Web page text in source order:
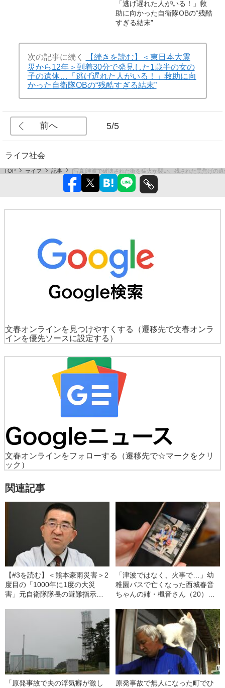
「逃げ遅れた人がいる！」救
助に向かった自衛隊OBの“残酷
すぎる結末”
次の記事に続く
【続きを読む】＜東日本大震
災から12年＞到着30分で発見した1歳半の女の
子の遺体…「逃げ遅れた人がいる！」救助に向
かった自衛隊OBの“残酷すぎる結末”
前へ 5/5
ライフ社会
TOP ライフ 記事 [写真]津波で破壊された街を猛火が襲い、残された黒焦げの
文春オンラインを見つけやすくする
（遷移先で文春オンラ
インを優先ソースに設定する）
文春オンラインをフォローする
（遷移先で☆マークをクリ
ック）
関連記事
【#3を読む】＜熊本豪雨災害＞2
度目の「1000年に1度の大災
害」元自衛隊隊長の避難指示は
吉市で何が起きていたのか？
「津波ではなく、火事で…」幼
稚園バスで亡くなった西城春音
ちゃんの姉・楓音さん（20）が
「原発事故で夫の浮気癖が激し
原発事故で無人になった町でひ